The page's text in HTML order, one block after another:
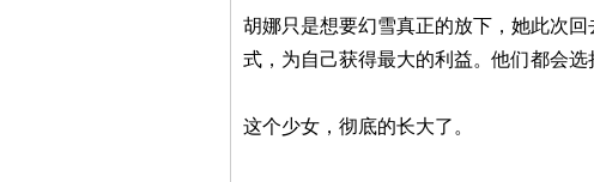
胡娜只是想要幻雪真正的放下，她此次
式，为自己获得最大的利益。他们都会
这个少女，彻底的长大了。